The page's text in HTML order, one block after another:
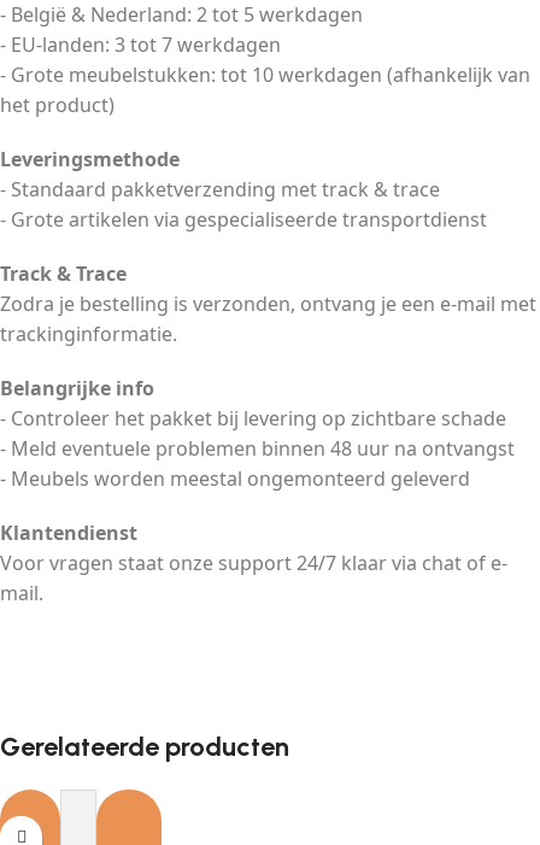
- België & Nederland: 2 tot 5 werkdagen
- EU-landen: 3 tot 7 werkdagen
- Grote meubelstukken: tot 10 werkdagen (afhankelijk van
het product)
Leveringsmethode
- Standaard pakketverzending met track & trace
- Grote artikelen via gespecialiseerde transportdienst
Track & Trace
Zodra je bestelling is verzonden, ontvang je een e-mail met
trackinginformatie.
Belangrijke info
- Controleer het pakket bij levering op zichtbare schade
- Meld eventuele problemen binnen 48 uur na ontvangst
- Meubels worden meestal ongemonteerd geleverd
Klantendienst
Voor vragen staat onze support 24/7 klaar via chat of e-
mail.
Gerelateerde producten